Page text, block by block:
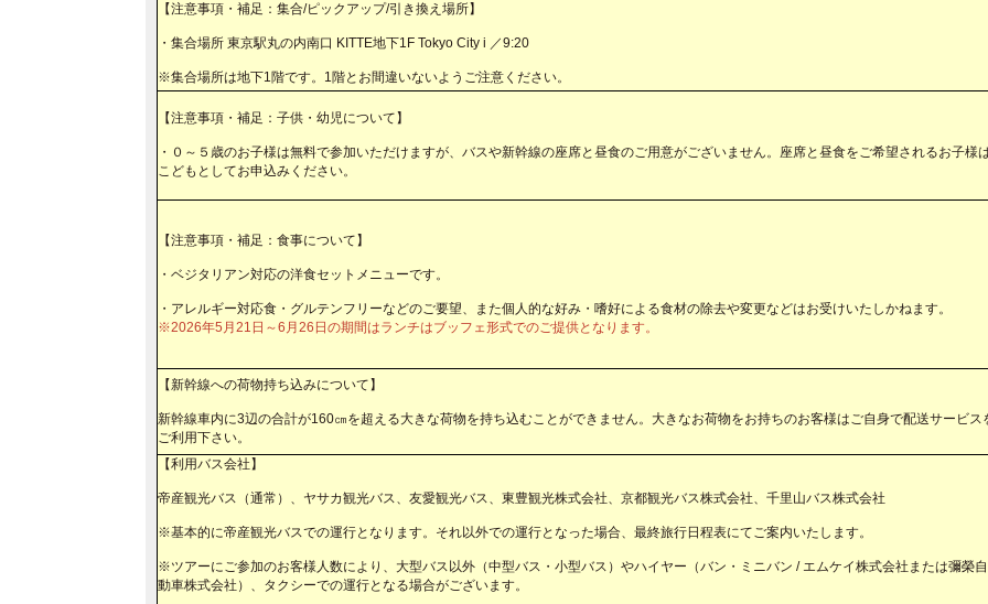
【注意事項・補足：集合/ピックアップ/引き換え場所】
・集合場所 東京駅丸の内南口 KITTE地下1F Tokyo City i ／9:20
※集合場所は地下1階です。1階とお間違いないようご注意ください。
【注意事項・補足：子供・幼児について】
・０～５歳のお子様は無料で参加いただけますが、バスや新幹線の座席と昼食のご用意がございません。座席と昼食をご希望されるお子様
こどもとしてお申込みください。
【注意事項・補足：食事について】
・ベジタリアン対応の洋食セットメニューです。
・アレルギー対応食・グルテンフリーなどのご要望、また個人的な好み・嗜好による食材の除去や変更などはお受けいたしかねます。
※2026年5月21日～6月26日の期間はランチはブッフェ形式でのご提供となります。
【新幹線への荷物持ち込みについて】
新幹線車内に3辺の合計が160㎝を超える大きな荷物を持ち込むことができません。大きなお荷物をお持ちのお客様はご自身で配送サービス
ご利用下さい。
【利用バス会社】
帝産観光バス（通常）、ヤサカ観光バス、友愛観光バス、東豊観光株式会社、京都観光バス株式会社、千里山バス株式会社
※基本的に帝産観光バスでの運行となります。それ以外での運行となった場合、最終旅行日程表にてご案内いたします。
※ツアーにご参加のお客様人数により、大型バス以外（中型バス・小型バス）やハイヤー（バン・ミニバン / エムケイ株式会社または彌榮自
動車株式会社）、タクシーでの運行となる場合がございます。